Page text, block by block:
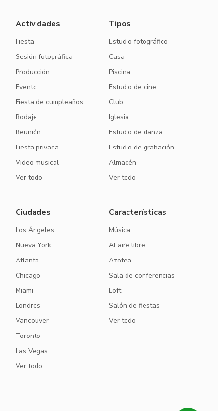
Actividades
Fiesta
Sesión fotográfica
Producción
Evento
Fiesta de cumpleaños
Rodaje
Reunión
Fiesta privada
Video musical
Ver todo
Tipos
Estudio fotográfico
Casa
Piscina
Estudio de cine
Club
Iglesia
Estudio de danza
Estudio de grabación
Almacén
Ver todo
Ciudades
Los Ángeles
Nueva York
Atlanta
Chicago
Miami
Londres
Vancouver
Toronto
Las Vegas
Ver todo
Características
Música
Al aire libre
Azotea
Sala de conferencias
Loft
Salón de fiestas
Ver todo